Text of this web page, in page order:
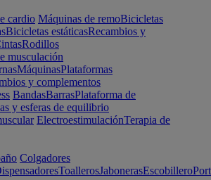
cardio Máquinas de remoBicicletas
Bicicletas estáticasRecambios y
Rodillos
musculación
MáquinasPlataformas
y complementos
BandasBarrasPlataforma de
y esferas de equilibrio
ElectroestimulaciónTerapia de
Colgadores
ToallerosJabonerasEscobillero